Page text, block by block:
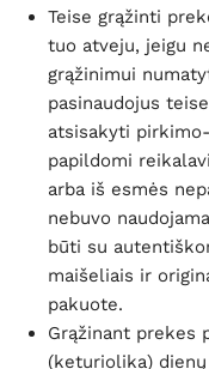
Teise grąžinti
tuo atveju, jeigu
grąžinimui
pasinaudojus
atsisakyti
papildomi
arba iš esmės
nebuvo
būti su
maišeliais ir
pakuote.
Grąžinant prekes
(keturiolika)